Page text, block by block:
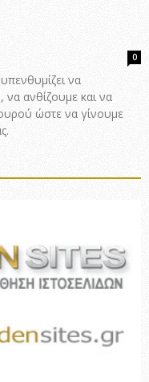
0
να
να ανθίζουμε και να
ώστε να γίνουμε